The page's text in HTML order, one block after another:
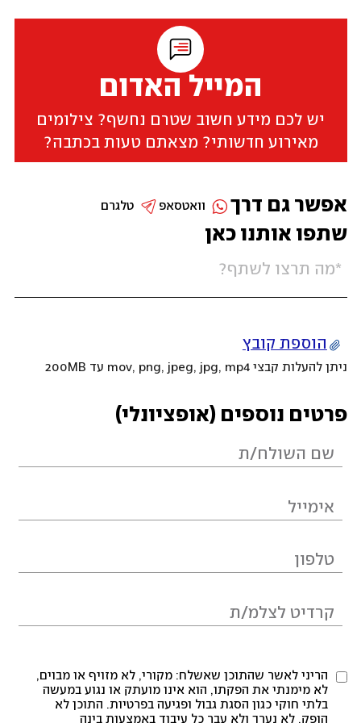
המייל האדום
יש לכם מידע חשוב שטרם נחשף? צילומים
מאירוע חדשותי? מצאתם טעות בכתבה?
שתפו אותנו כאן
הוספת קובץ
ניתן להעלות קבצי mov, png, jpeg, jpg, mp4 עד 200MB
פרטים נוספים (אופציונלי)
הריני לאשר שהתוכן שאשלח: מקורי, לא מזויף או מבוים,
לא מימנתי את הפקתו, הוא אינו מועתק או נגוע במעשה
בלתי חוקי כגון הסגת גבול ופגיעה בפרטיות. התוכן לא
הופק, לא נערך ולא עבר כל עיבוד באמצעות בינה
אפשר גם דרך טלגרם וואטסאפ